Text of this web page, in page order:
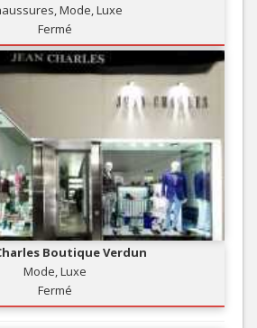
Mode, Luxe
Fermé
Boutique Verdun
Mode, Luxe
Fermé